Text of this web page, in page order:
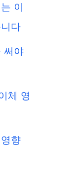
이
다
써야
체 영
향